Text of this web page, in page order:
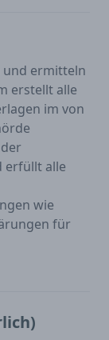
ermitteln
erstellt alle
im von
erfüllt alle
wie
für